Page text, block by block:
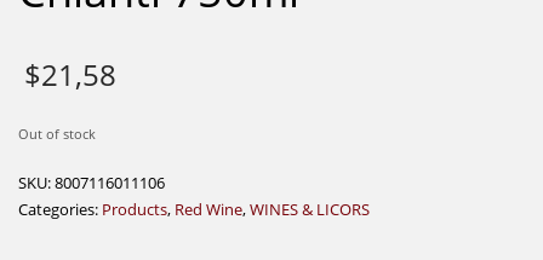
$21,58
Out of stock
SKU:8007116011106
Categories: Products, Red Wine,WINES & LICORS